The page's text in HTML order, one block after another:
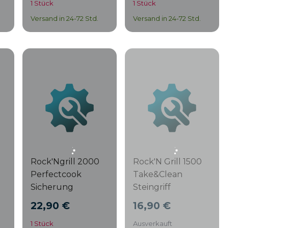
1 Stück
Versand in 24-72 Std.
1 Stück
Versand in 24-72 Std.
Rock'Ngrill 2000
Perfectcook
Sicherung
22,90 €
1 Stück
Rock'N Grill 1500
Take&Clean
Steingriff
16,90 €
Ausverkauft